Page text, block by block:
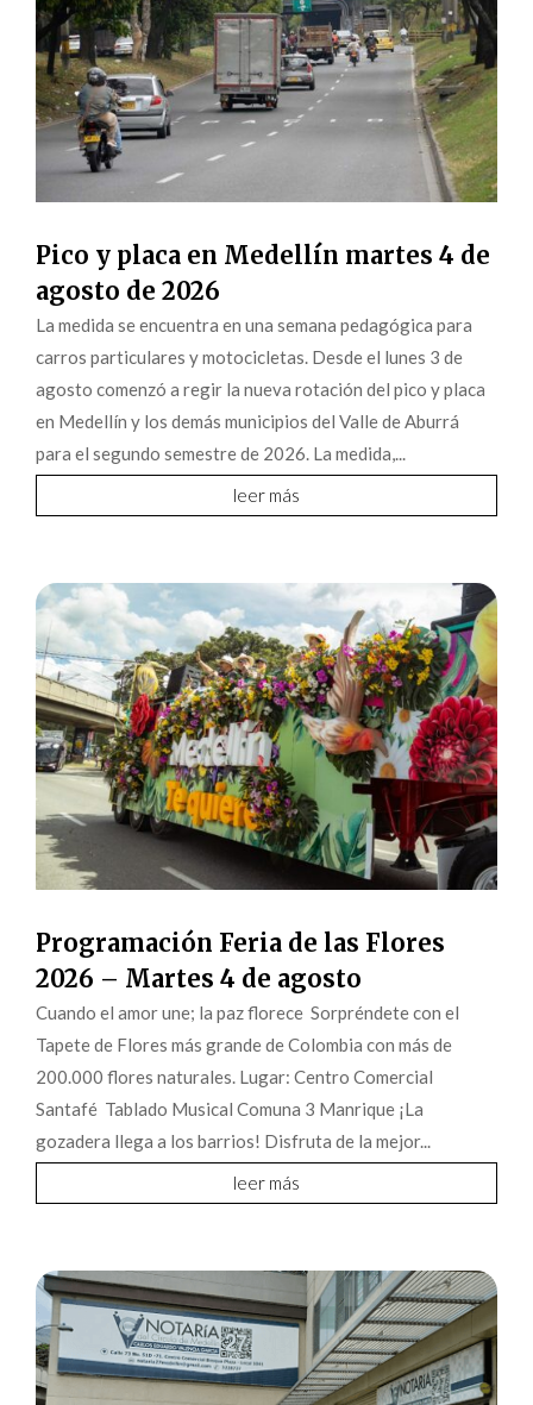
Pico y placa en Medellín martes 4 de
agosto de 2026
La medida se encuentra en una semana pedagógica para
carros particulares y motocicletas. Desde el lunes 3 de
agosto comenzó a regir la nueva rotación del pico y placa
en Medellín y los demás municipios del Valle de Aburrá
para el segundo semestre de 2026. La medida,...
leer más
Programación Feria de las Flores
2026 – Martes 4 de agosto
Cuando el amor une; la paz florece Sorpréndete con el
Tapete de Flores más grande de Colombia con más de
200.000 flores naturales. Lugar: Centro Comercial
Santafé Tablado Musical Comuna 3 Manrique ¡La
gozadera llega a los barrios! Disfruta de la mejor...
leer más